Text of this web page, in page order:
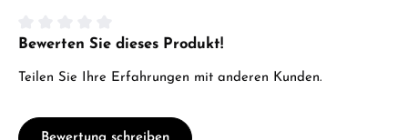
Durchschnittliche Bewertung von 0 von 5 Sternen
Bewerten Sie dieses Produkt!
Teilen Sie Ihre Erfahrungen mit anderen Kunden.